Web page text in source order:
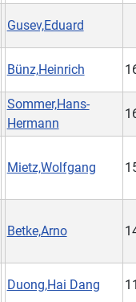
Gusev,Eduard
Bünz,Heinrich
Sommer,Hans-
Hermann
Mietz,Wolfgang
Betke,Arno
Duong,Hai Dang